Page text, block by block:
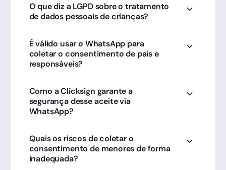
O que diz a LGPD sobre o tratamento
de dados pessoais de crianças?
crianças seja feito apenas com o
consentimento específico e em destaque de
pelo menos um dos pais ou responsável legal.
É válido usar o WhatsApp para
coletar o consentimento de pais e
responsáveis?
jurídica no Brasil quando feito por meio de
plataformas como a Clicksign, que geram
evidências legais rastreáveis e seguras.
Como a Clicksign garante a
segurança desse aceite via
WhatsApp?
ao responsável e gera um Log com registro de
IP e carimbo de tempo, criando provas
incontestáveis para auditorias da ANPD.
Quais os riscos de coletar o
consentimento de menores de forma
inadequada?